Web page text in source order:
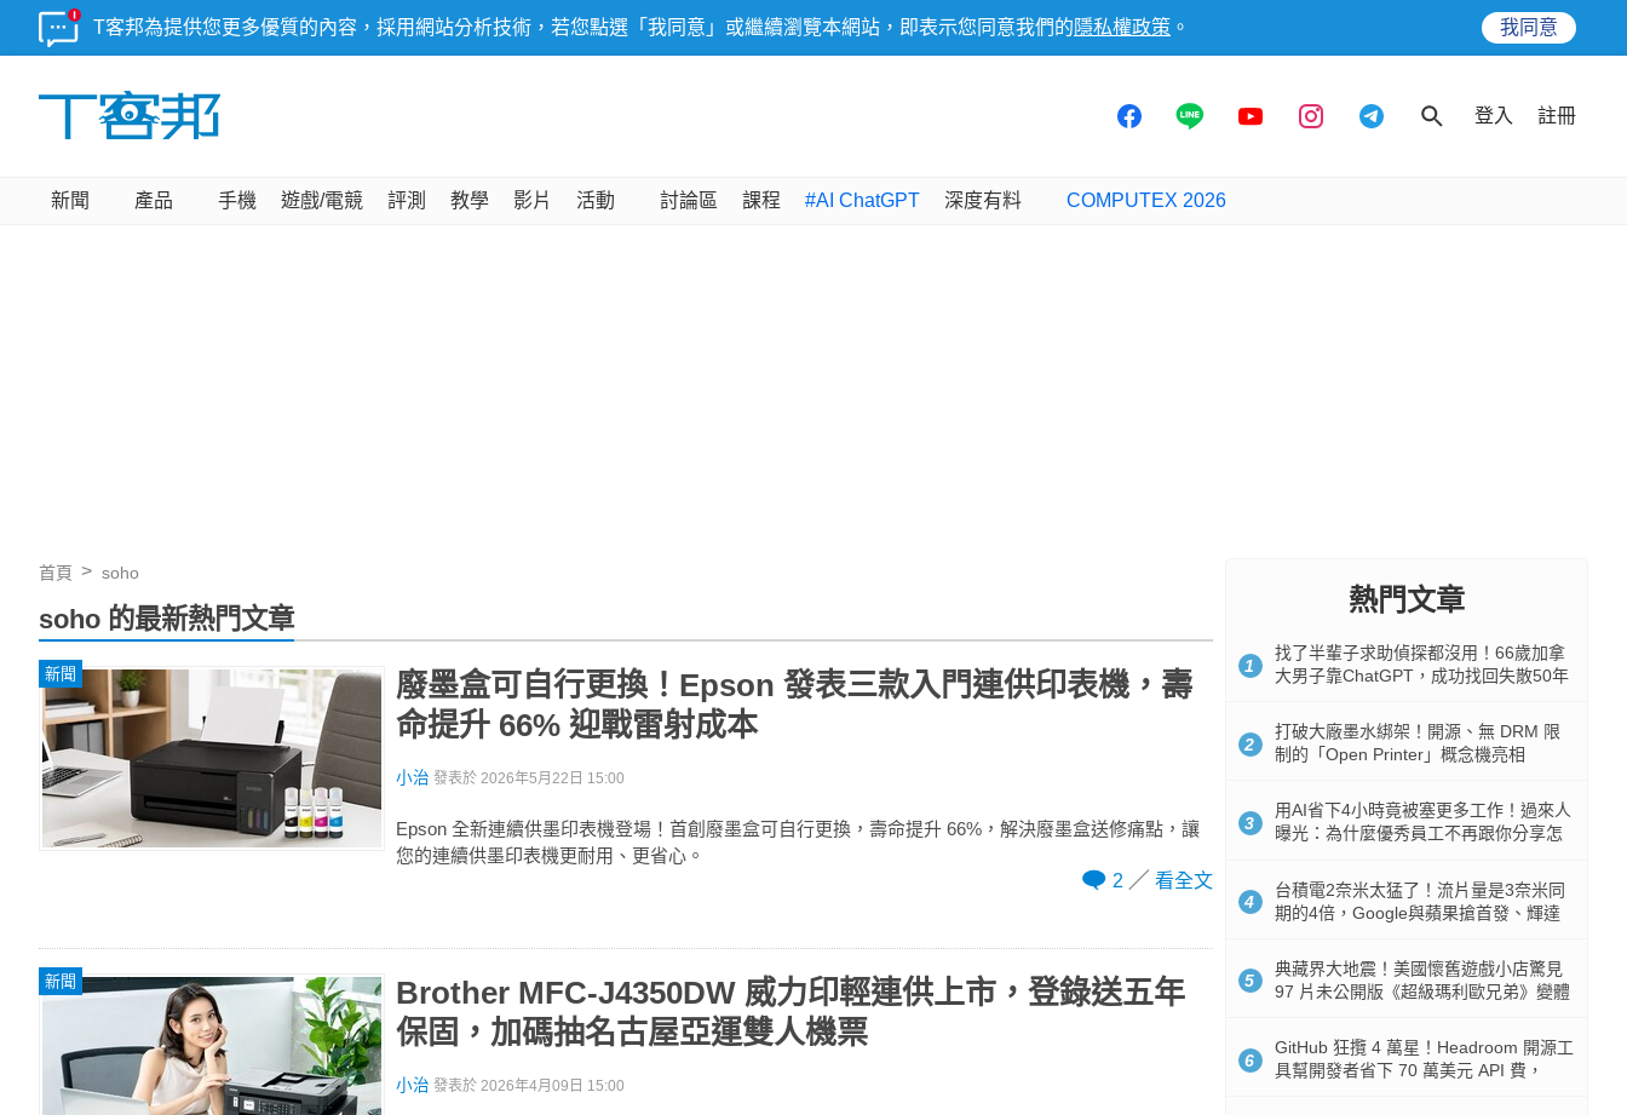
T客邦為提供您更多優質的內容，採用網站分析技術，若您點選「我同意」或繼續瀏覽本網站，即表示您同意我們的 隱私權政策 。 我同意
登入 註冊
新聞 產品 手機 遊戲/電競 評測 教學 影片 活動 討論區 課程 #AI ChatGPT 深度有料 COMPUTEX 2026
首頁 soho
soho 的最新熱門文章
新聞
廢墨盒可自行更換！Epson 發表三款入門連供印表機，壽
命提升 66% 迎戰雷射成本
小治 發表於 2026年5月22日 15:00
Epson 全新連續供墨印表機登場！首創廢墨盒可自行更換，壽命提升 66%，解決廢墨盒送修痛點，讓
您的連續供墨印表機更耐用、更省心。
2
看全文
新聞
Brother MFC-J4350DW 威力印輕連供上市，登錄送五年
保固，加碼抽名古屋亞運雙人機票
小治 發表於 2026年4月09日 15:00
熱門文章
1
找了半輩子求助偵探都沒用！66歲加拿
大男子靠ChatGPT，成功找回失散50年
2
打破大廠墨水綁架！開源、無 DRM 限
制的「Open Printer」概念機亮相
3
用AI省下4小時竟被塞更多工作！過來人
曝光：為什麼優秀員工不再跟你分享怎
4
台積電2奈米太猛了！流片量是3奈米同
期的4倍，Google與蘋果搶首發、輝達
5
典藏界大地震！美國懷舊遊戲小店驚見
97 片未公開版《超級瑪利歐兄弟》變體
6
GitHub 狂攬 4 萬星！Headroom 開源工
具幫開發者省下 70 萬美元 API 費，